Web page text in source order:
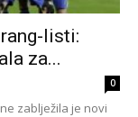
listi:
za...
0
zablježila je novi